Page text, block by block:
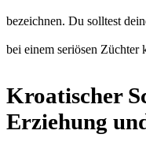
bezeichnen. Du solltest
bei einem seriösen Züchter
Kroatischer
Erziehung